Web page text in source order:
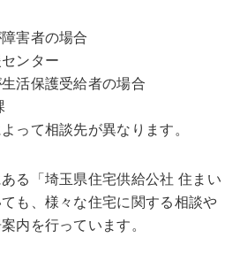
害者の場合
ンター
活保護受給者の場合
て相談先が異なります。
る「埼玉県住宅供給公社 住まい
も、様々な住宅に関する相談や
内を行っています。